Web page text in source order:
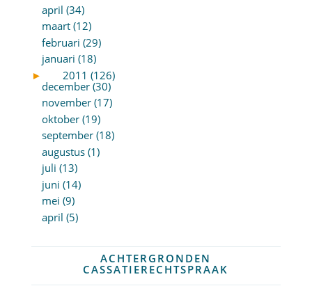
april (34)
maart (12)
februari (29)
januari (18)
►
2011 (126)
december (30)
november (17)
oktober (19)
september (18)
augustus (1)
juli (13)
juni (14)
mei (9)
april (5)
ACHTERGRONDEN
CASSATIERECHTSPRAAK